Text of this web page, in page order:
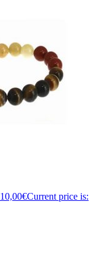
10,00€Current price is: